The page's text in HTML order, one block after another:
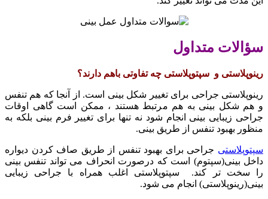
سؤالات متداول
رینوپلاستی و سپتوپلاستی چه تفاوتی باهم دارند؟
رینوپلاستی جراحی برای تغییر شکل بینی است. از آنجا که هم تنفس
و هم شکل بینی به هم مرتبط هستند ، ممکن است گاهی اوقات
جراحی زیبایی بینی انجام شود نه تنها برای تغییر فرم بینی بلکه به
منظور بهبود تنفس از طریق بینی.
سپتوپلاستی جراحی برای بهبود تنفس از طریق صاف کردن دیواره
داخل بینی(سپتوم) است که درصورت انحراف می تواند تنفس بینی
را سخت تر کند. سپتوپلاستی اغلب همراه با جراحی زیبایی
بینی(رینوپلاستی) انجام می شود.